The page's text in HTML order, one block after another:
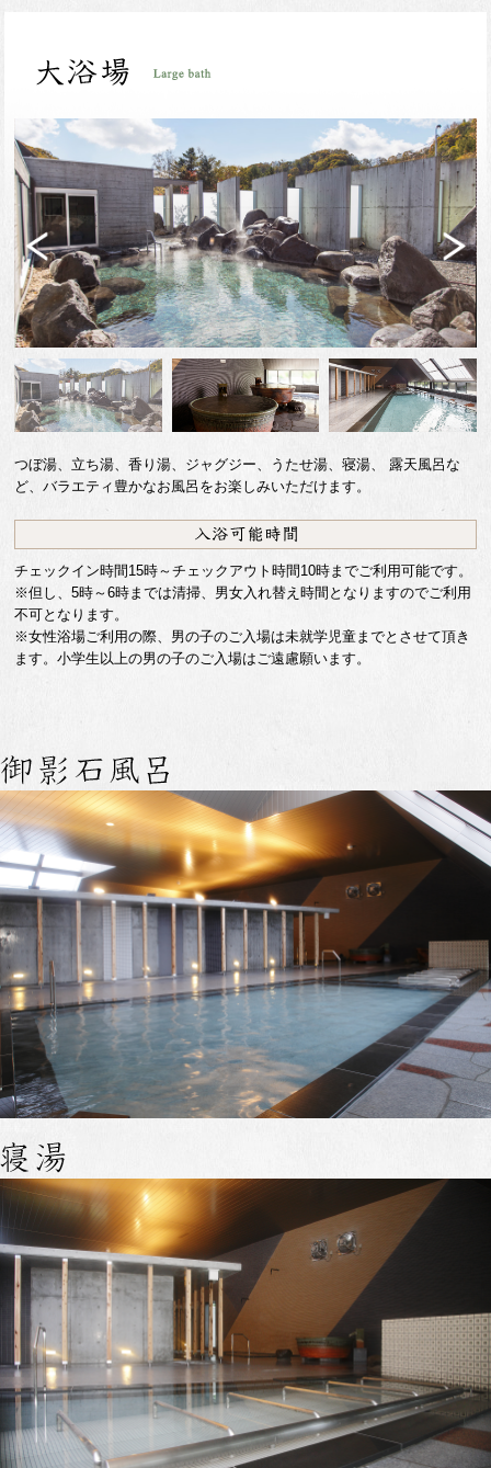
Previ
ous
Next
つぼ湯、立ち湯、香り湯、ジャグジー、うたせ湯、寝湯、 露天風呂な
ど、バラエティ豊かなお風呂をお楽しみいただけます。
チェックイン時間15時～チェックアウト時間10時までご利用可能です。
※但し、5時～6時までは清掃、男女入れ替え時間となりますのでご利用
不可となります。
※女性浴場ご利用の際、男の子のご入場は未就学児童までとさせて頂き
ます。小学生以上の男の子のご入場はご遠慮願います。